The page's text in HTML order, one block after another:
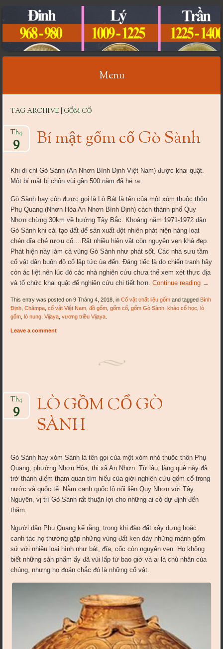
CỔ VẬT VIỆT NAM
Menu
content
TAG ARCHIVE | GỐM CỔ
Bí mật gốm cổ Gò Sành
Th4
9
Khi di chỉ Gò Sành (An Nhơn Bình Định Việt Nam) được khai quật.
Một bí mật bị chôn vùi gần 500 năm đã hé ra.
Gò Sành hay còn được gọi là Lò Bát là tên của một xóm thuộc thôn
Phụ Quang (Nhơn Hòa An Nhơn Bình Định) cách thành phố Quy
Nhơn chừng 30km về hướng Tây Bắc. Khoảng năm 1971-1972 dân
Gò Sành khi cải tạo đất để sản xuất đột nhiên phát hiện hàng loạt
chén dĩa ché rượu cổ….Rất nhiều hiện vật còn nguyên vẹn khá đẹp.
Phát hiện này làm cả vùng Gò Sành như phát sốt. Các nhà sưu tầm
cổ vật dân buôn đồ cổ lập tức ùa đến. Đáng tiếc là do chiến tranh hãy
còn ác liệt nên lúc đó các nhà nghiên cứu chưa thể xem xét thực địa
và tổ chức khai quật để nghiên cứu chi tiết hơn.Continue reading →
This entry was posted on 9 Tháng 4, 2018, inCổ vật chất liệu gốm and tagged Bình
Định ,Chămpa ,cổ vật Việt Nam ,đồ gốm ,gốm cổ ,gốm Gò Sành ,khảo cổ học ,lò
gốm ,lò nung ,Vijaya ,vương triều Vijaya
Leave a comment
LÒ GỒM CỔ GÒ
SÀNH
Th4
9
Gò Sành hay xóm Sành là tên gọi của một xóm nhỏ thuộc thôn Phụ
Quang, phường Nhơn Hòa, thị xã An Nhơn. Từ lâu, làng quê này đã
trở thành điểm tham quan tìm hiểu của giới nghiên cứu gốm cổ trong
nước và quốc tế. Nằm cạnh quốc lộ nối liền Quy Nhơn với Tây
Nguyên, vị trí Gò Sành rất thuận lợi cho những ai có dự định đến
thăm.
Người dân Phụ Quang kể rằng, trong khi đào đất xây dựng hoặc
canh tác họ thường gặp những vùng đất ken dày những mảnh gốm
sứ với nhiều loại hình như bát, đĩa, cốc còn nguyên vẹn. Họ không
biết những sản phẩm ấy đã vùi lấp từ bao giờ và ai là chủ nhân của
chúng, nhưng họ đoán chắc đó là những cổ vật.